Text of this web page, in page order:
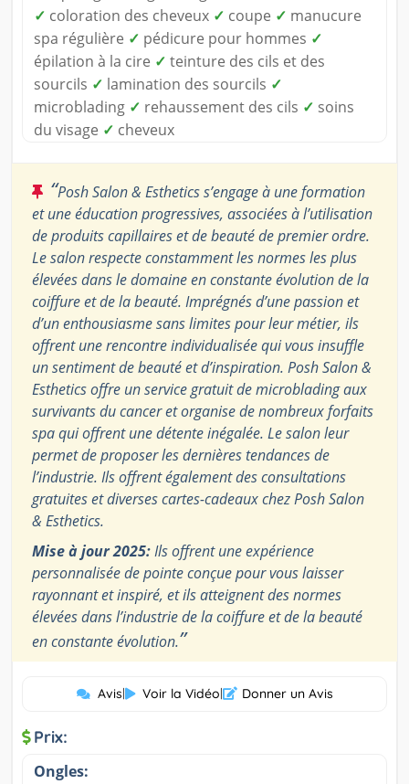
✓ coloration des cheveux ✓ coupe ✓ manucure
spa régulière ✓ pédicure pour hommes ✓
épilation à la cire ✓ teinture des cils et des
sourcils ✓ lamination des sourcils ✓
microblading ✓ rehaussement des cils ✓ soins
du visage ✓ cheveux
“Posh Salon & Esthetics s’engage à une formation
et une éducation progressives, associées à l’utilisation
de produits capillaires et de beauté de premier ordre.
Le salon respecte constamment les normes les plus
élevées dans le domaine en constante évolution de la
coiffure et de la beauté. Imprégnés d’une passion et
d’un enthousiasme sans limites pour leur métier, ils
offrent une rencontre individualisée qui vous insuffle
un sentiment de beauté et d’inspiration. Posh Salon &
Esthetics offre un service gratuit de microblading aux
survivants du cancer et organise de nombreux forfaits
spa qui offrent une détente inégalée. Le salon leur
permet de proposer les dernières tendances de
l’industrie. Ils offrent également des consultations
gratuites et diverses cartes-cadeaux chez Posh Salon
& Esthetics.
Mise à jour 2025:Ils offrent une expérience
personnalisée de pointe conçue pour vous laisser
rayonnant et inspiré, et ils atteignent des normes
élevées dans l’industrie de la coiffure et de la beauté
en constante évolution.”
Avis| Voir la Vidéo| Donner un Avis
Prix:
Ongles: